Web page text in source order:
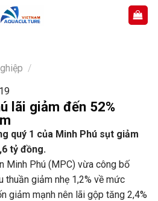
/
lãi giảm đến 52%
quý 1 của Minh Phú sụt giảm
tỷ đồng.
Minh Phú (MPC) vừa công bố
thuần giảm nhẹ 1,2% về mức
giảm mạnh nên lãi gộp tăng 2,4%